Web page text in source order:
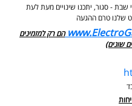
יתכנו שינויים מעת לעת
שלנו טרם ההגעה
הם רק למזמינים
שונים)